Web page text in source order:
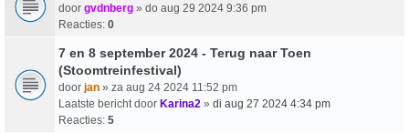
door gvdnberg » do aug 29 2024 9:36 pm
Reacties: 0
7 en 8 september 2024 - Terug naar Toen
(Stoomtreinfestival)
door jan » za aug 24 2024 11:52 pm
Laatste bericht door Karina2 » di aug 27 2024 4:34 pm
Reacties: 5